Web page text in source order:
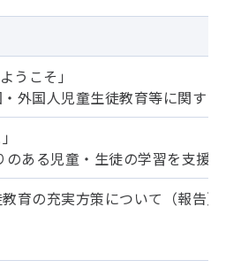
ようこそ」
外国人児童生徒教育等に関す
のある児童・生徒の学習を支援
育の充実方策について（報告）